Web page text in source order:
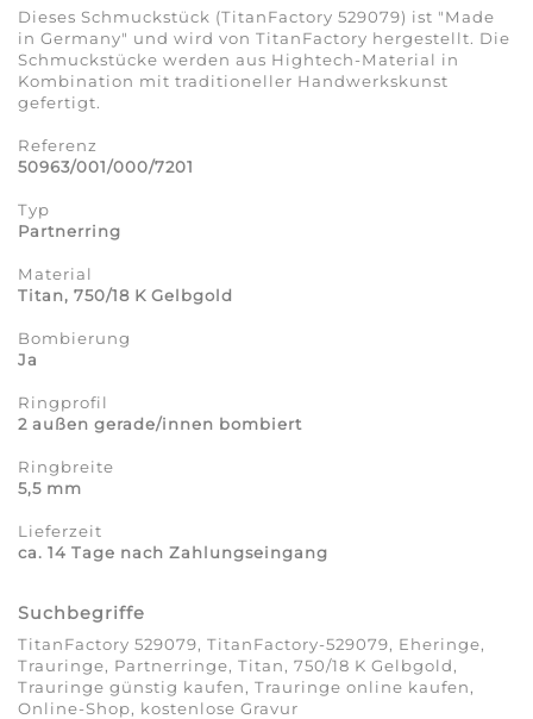
Dieses Schmuckstück (TitanFactory 529079) ist "Made
in Germany" und wird von TitanFactory hergestellt. Die
Schmuckstücke werden aus Hightech-Material in
Kombination mit traditioneller Handwerkskunst
gefertigt.
Referenz
50963/001/000/7201
Typ
Partnerring
Material
Titan, 750/18 K Gelbgold
Bombierung
Ja
Ringprofil
2 außen gerade/innen bombiert
Ringbreite
5,5 mm
Lieferzeit
ca. 14 Tage nach Zahlungseingang
Suchbegriffe
TitanFactory 529079, TitanFactory-529079, Eheringe,
Trauringe, Partnerringe, Titan, 750/18 K Gelbgold,
Trauringe günstig kaufen, Trauringe online kaufen,
Online-Shop, kostenlose Gravur